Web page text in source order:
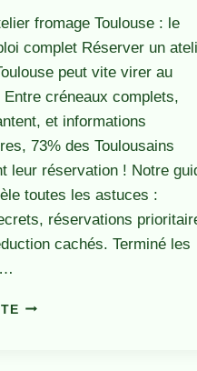
fromage Toulouse : le
complet Réserver un
peut vite virer au
Entre créneaux complets,
et informations
73% des Toulousains
leur réservation ! Notre
toutes les astuces :
réservations
cachés. Terminé les
RÉSERVER